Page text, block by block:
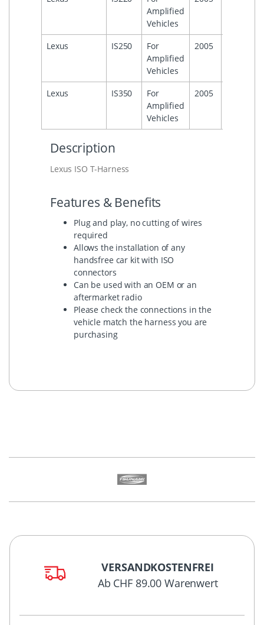
Amplified
Vehicles
Lexus IS250
For
Amplified
Vehicles
2005
Lexus IS350
For
Amplified
Vehicles
2005
Description
Lexus ISO T-Harness
Features & Benefits
Plug and play, no cutting of wires
required
Allows the installation of any
handsfree car kit with ISO
connectors
Can be used with an OEM or an
aftermarket radio
Please check the connections in the
vehicle match the harness you are
purchasing
VERSANDKOSTENFREI
Ab CHF 89.00 Warenwert